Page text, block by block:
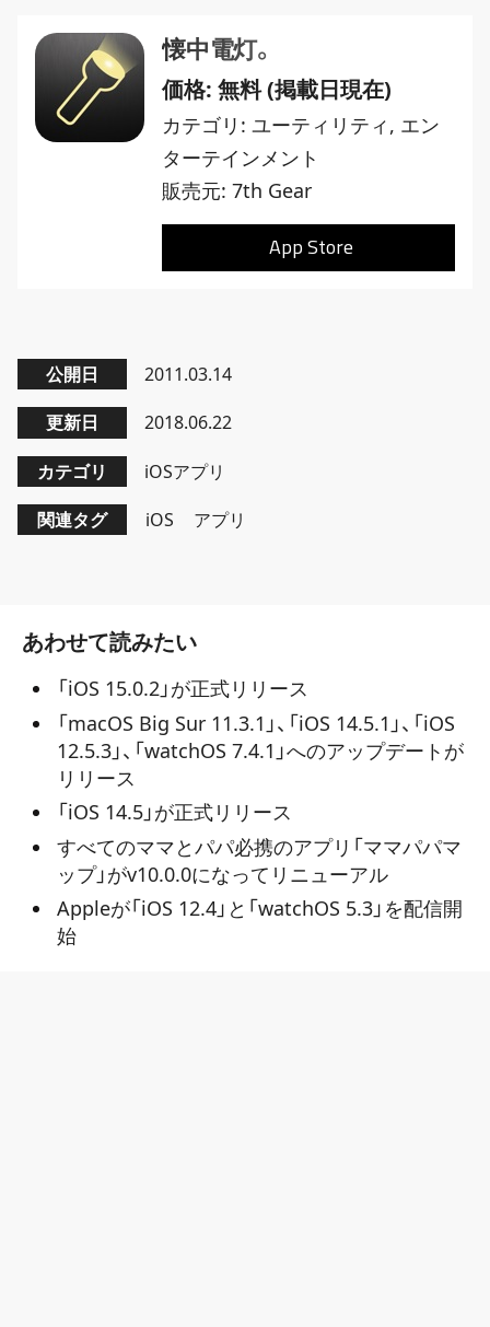
懐中電灯。
価格: 無料 (掲載日現在)
カテゴリ: ユーティリティ, エン
ターテインメント
販売元: 7th Gear
App Store
公開日 2011.03.14
更新日 2018.06.22
カテゴリ iOSアプリ
関連タグ iOS アプリ
あわせて読みたい
「iOS 15.0.2」が正式リリース
「macOS Big Sur 11.3.1」、「iOS 14.5.1」、「iOS
12.5.3」、「watchOS 7.4.1」へのアップデートが
リリース
「iOS 14.5」が正式リリース
すべてのママとパパ必携のアプリ「ママパパマ
ップ」がv10.0.0になってリニューアル
Appleが「iOS 12.4」と「watchOS 5.3」を配信開
始